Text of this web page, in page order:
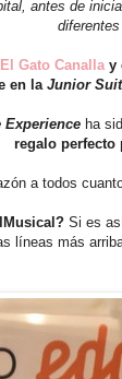
antes de
El Gato Canalla y
en la Junior
Experience ha
regalo perfecto
a todos
Si es
líneas más